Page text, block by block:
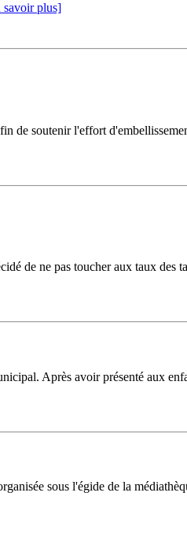
savoir plus]
de soutenir l'effort
de ne pas toucher aux taux des
Après avoir présenté aux
sous l'égide de la